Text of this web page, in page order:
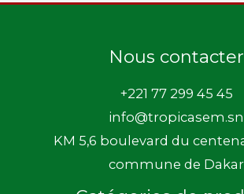
Nous contacter
+221 77 299 45 45
info@tropicasem.sn
KM 5,6 boulevard du
commune de Dakar